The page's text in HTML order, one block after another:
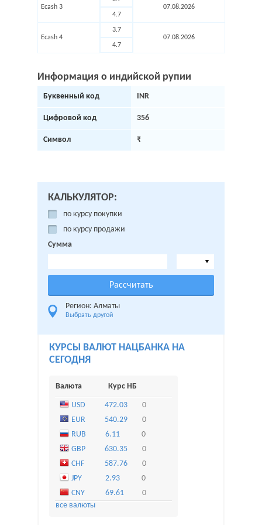
Ecash 3
4.7
07.08.2026
Ecash 4
3.7
4.7
07.08.2026
Информация о индийской рупии
Буквенный код
Цифровой код
Символ
INR
356
₹
КАЛЬКУЛЯТОР:
по курсу покупки
по курсу продажи
Сумма
Регион: Алматы
Выбрать другой
КУРСЫ ВАЛЮТ НАЦБАНКА НА
СЕГОДНЯ
Валюта Курс НБ
USD 472.03
0
EUR
540.29
0
RUB
6.11
0
GBP
630.35
0
CHF
587.76
0
JPY
2.93
0
CNY
69.61
0
все валюты